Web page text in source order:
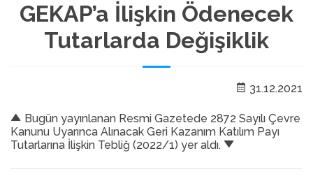
GEKAP’a İlişkin Ödenecek
Tutarlarda Değişiklik
31.12.2021
Bugün yayınlanan Resmi Gazetede 2872 Sayılı Çevre
Kanunu Uyarınca Alınacak Geri Kazanım Katılım Payı
Tutarlarına İlişkin Tebliğ (2022/1) yer aldı.